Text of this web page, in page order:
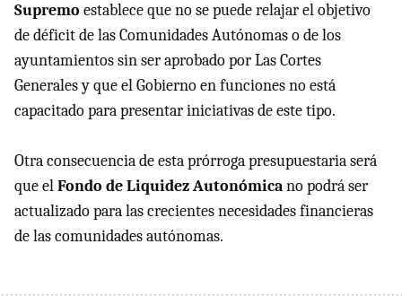
Supremo establece que no se puede relajar el objetivo
de déficit de las Comunidades Autónomas o de los
ayuntamientos sin ser aprobado por Las Cortes
Generales y que el Gobierno en funciones no está
capacitado para presentar iniciativas de este tipo.
Otra consecuencia de esta prórroga presupuestaria será
que elFondo de Liquidez Autonómicano podrá ser
actualizado para las crecientes necesidades financieras
de las comunidades autónomas.